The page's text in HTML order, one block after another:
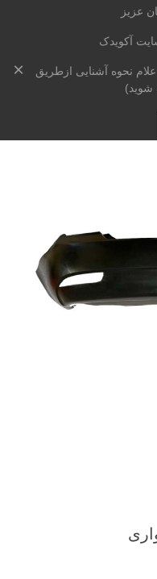
7 سواری
عزیز
آکویدک
نحوه آشنایی ازطریق
شوید)
×